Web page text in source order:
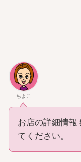
ちよこ
お店の詳細情報
てください。